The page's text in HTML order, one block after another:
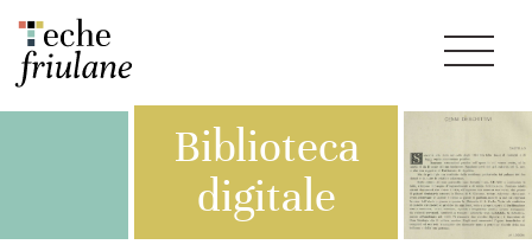
Biblioteca
digitale